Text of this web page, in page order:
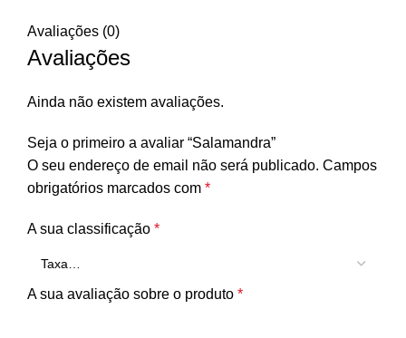
Avaliações (0)
Avaliações
Ainda não existem avaliações.
Seja o primeiro a avaliar “Salamandra”
O seu endereço de email não será publicado. Campos
obrigatórios marcados com *
A sua classificação *
A sua avaliação sobre o produto *